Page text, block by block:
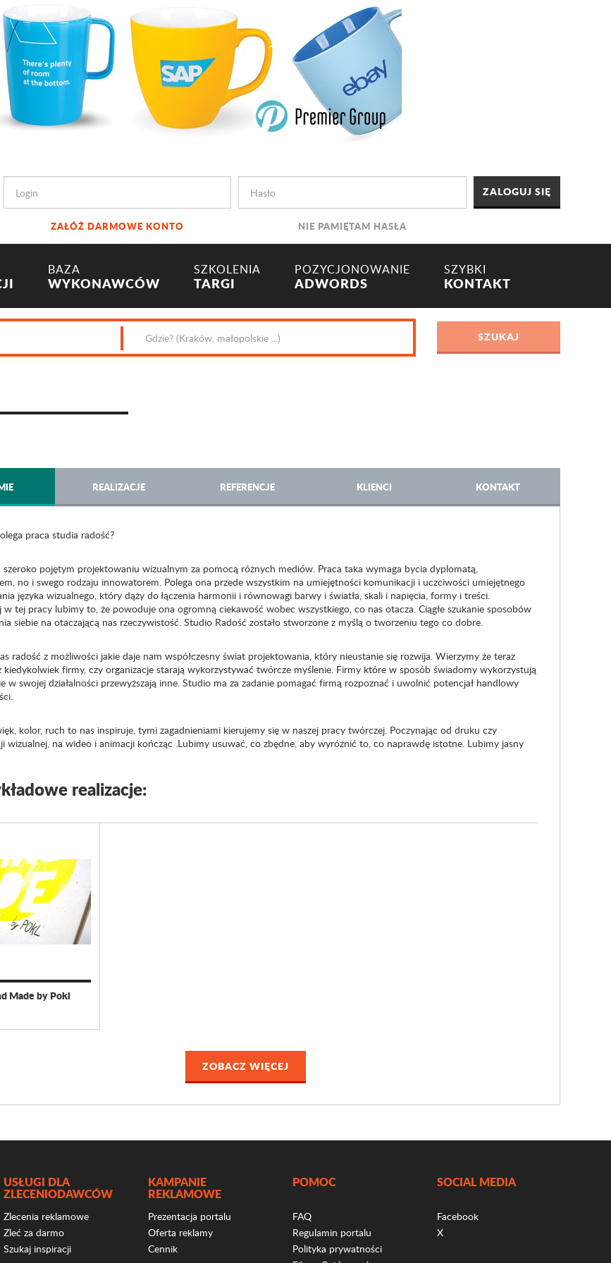
ZAŁÓŻ DARMOWE KONTO NIE PAMIĘTAM HASŁA
BAZA
WYKONAWCÓW
SZKOLENIA
TARGI
POZYCJONOWANIE
ADWORDS
SZYBKI
KONTAKT
REALIZACJE REFERENCJE KLIENCI KONTAKT
praca studia radość?
szeroko pojętym projektowaniu wizualnym za pomocą różnych mediów. Praca taka wymaga bycia dyplomatą,
no i swego rodzaju innowatorem. Polega ona przede wszystkim na umiejętności komunikacji i uczciwości umiejętnego
języka wizualnego, który dąży do łączenia harmonii i równowagi barwy i światła, skali i napięcia, formy i treści.
w tej pracy lubimy to, że powoduje ona ogromną ciekawość wobec wszystkiego, co nas otacza. Ciągłe szukanie sposobów
siebie na otaczającą nas rzeczywistość. Studio Radość zostało stworzone z myślą o tworzeniu tego co dobre.
radość z możliwości jakie daje nam współczesny świat projektowania, który nieustanie się rozwija. Wierzymy że teraz
kiedykolwiek firmy, czy organizacje starają wykorzystywać twórcze myślenie. Firmy które w sposób świadomy wykorzystują
w swojej działalności przewyższają inne. Studio ma za zadanie pomagać firmą rozpoznać i uwolnić potencjał handlowy
kolor, ruch to nas inspiruje, tymi zagadnieniami kierujemy się w naszej pracy twórczej. Poczynając od druku czy
wizualnej, na wideo i animacji kończąc .Lubimy usuwać, co zbędne, aby wyróżnić to, co naprawdę istotne. Lubimy jasny
realizacje:
Made by Pokl
ZOBACZ WIĘCEJ
USŁUGI DLA
ZLECENIODAWCÓW
Zlecenia reklamowe
Zleć za darmo
Szukaj inspiracji
KAMPANIE
REKLAMOWE
Prezentacja portalu
Oferta reklamy
Cennik
POMOC
FAQ
Regulamin portalu
Polityka prywatności
SOCIAL MEDIA
Facebook
X